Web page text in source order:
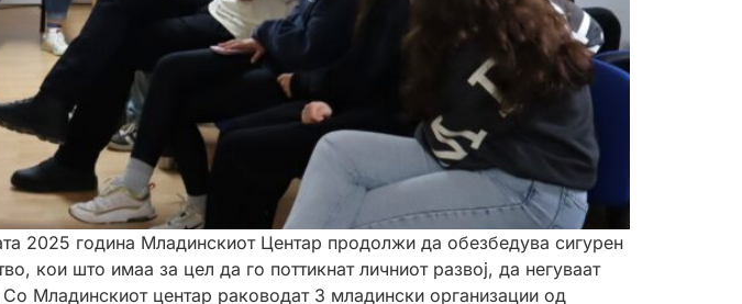
2025 година Младинскиот Центар продолжи да обезбедува сигурен
кои што имаа за цел да го поттикнат личниот развој, да негуваат
Младинскиот центар раководат 3 младински организации од